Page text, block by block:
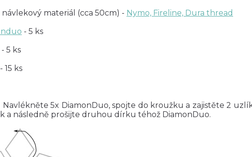
materiál (cca 50cm) - Nymo, Fireline, Dura thread
- 5 ks
- 5 ks
15 ks
Navlékněte 5x DiamonDuo, spojte do kroužku a zajistěte 2
a následně prošijte druhou dírku téhož DiamonDuo.